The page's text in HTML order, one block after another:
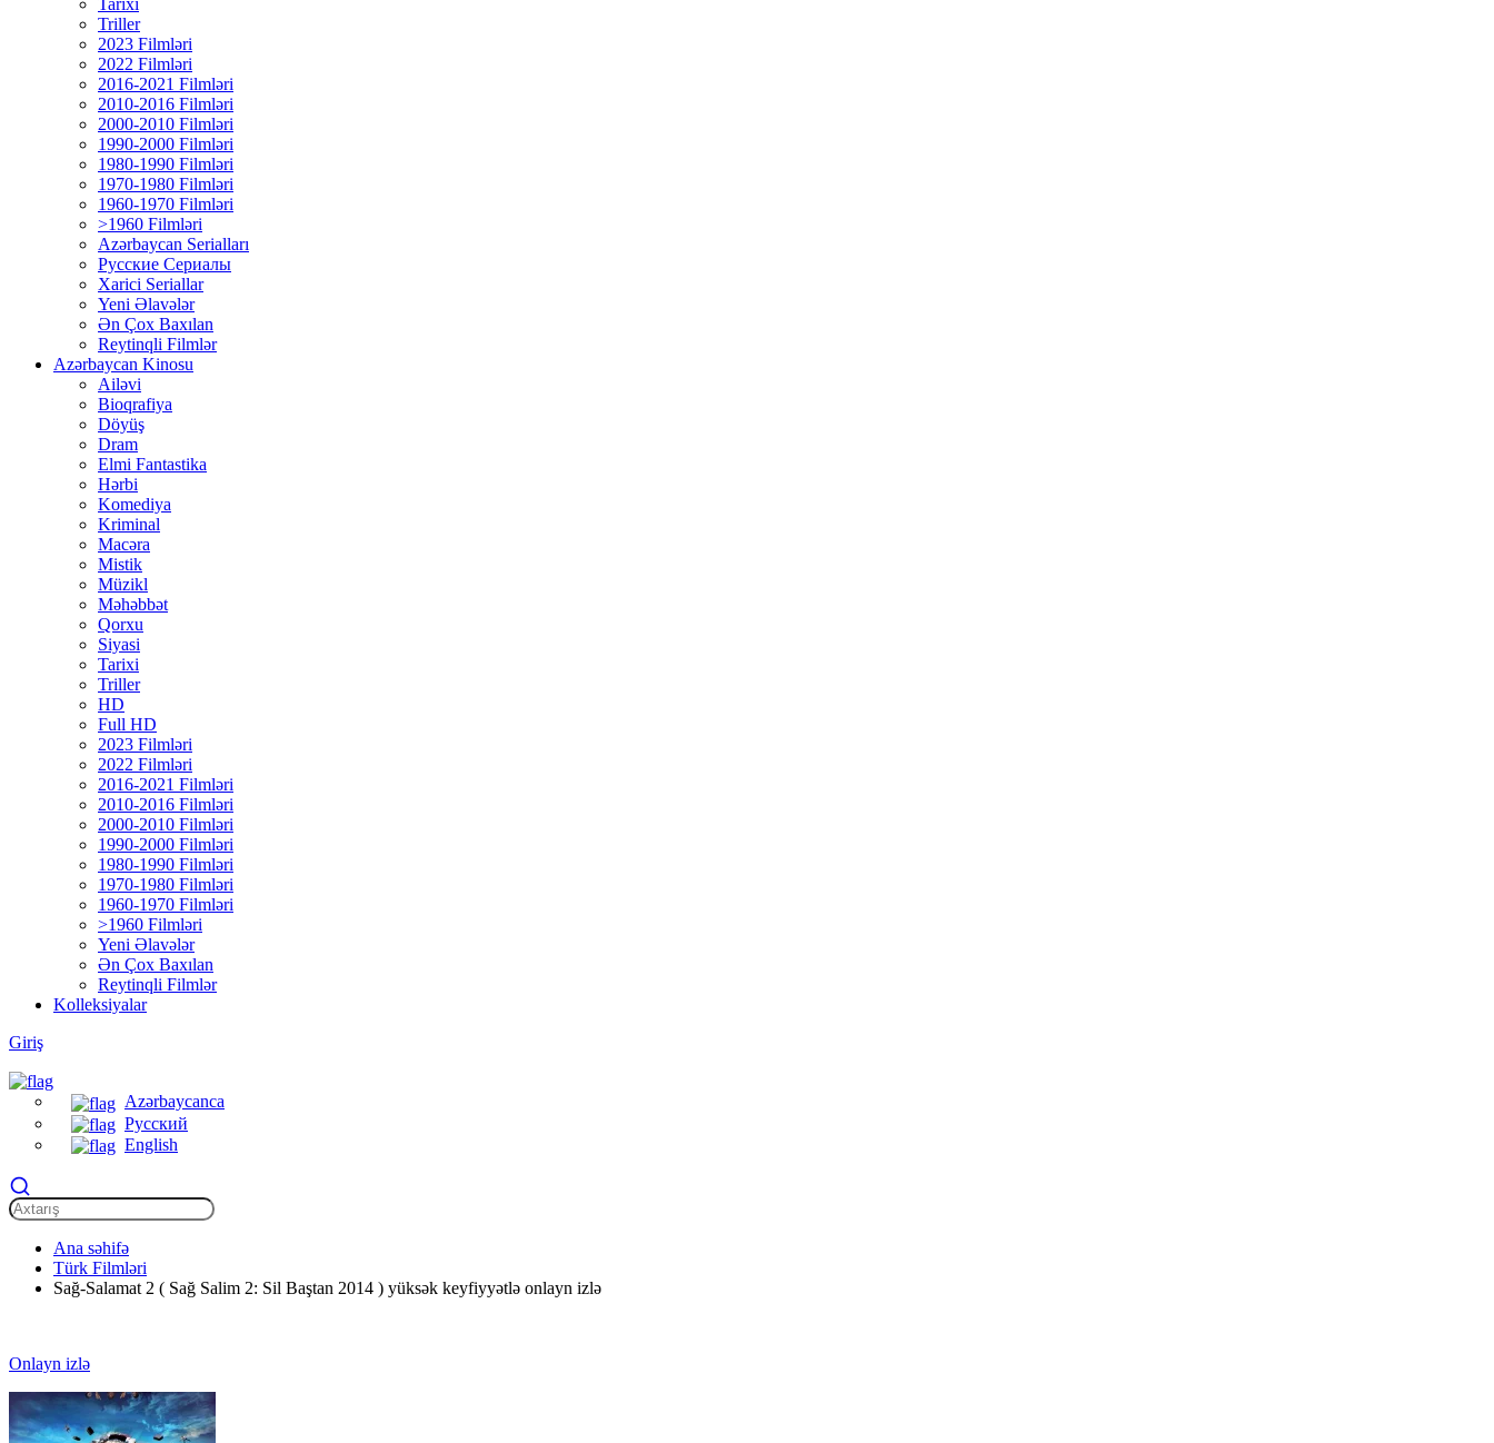
Tarixi
Triller
2023 Filmləri
2022 Filmləri
2016-2021 Filmləri
2010-2016 Filmləri
2000-2010 Filmləri
1990-2000 Filmləri
1980-1990 Filmləri
1970-1980 Filmləri
1960-1970 Filmləri
>1960 Filmləri
Azərbaycan Serialları
Русские Сериалы
Xarici Seriallar
Yeni Əlavələr
Ən Çox Baxılan
Reytinqli Filmlər
Azərbaycan Kinosu
Ailəvi
Bioqrafiya
Döyüş
Dram
Elmi Fantastika
Hərbi
Komediya
Kriminal
Macəra
Mistik
Müzikl
Məhəbbət
Qorxu
Siyasi
Tarixi
Triller
HD
Full HD
2023 Filmləri
2022 Filmləri
2016-2021 Filmləri
2010-2016 Filmləri
2000-2010 Filmləri
1990-2000 Filmləri
1980-1990 Filmləri
1970-1980 Filmləri
1960-1970 Filmləri
>1960 Filmləri
Yeni Əlavələr
Ən Çox Baxılan
Reytinqli Filmlər
Kolleksiyalar
Giriş
Azərbaycanca
Русский
English
Ana səhifə
Türk Filmləri
Sağ-Salamat 2 ( Sağ Salim 2: Sil Baştan 2014 ) yüksək keyfiyyətlə onlayn izlə
Onlayn izlə